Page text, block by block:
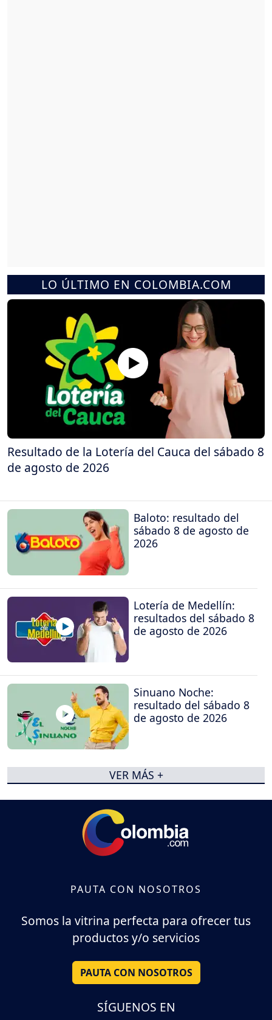
LO ÚLTIMO EN COLOMBIA.COM
Resultado de la Lotería del Cauca del sábado 8
de agosto de 2026
Baloto: resultado del
sábado 8 de agosto de
2026
Lotería de Medellín:
resultados del sábado 8
de agosto de 2026
Sinuano Noche:
resultado del sábado 8
de agosto de 2026
VER MÁS +
PAUTA CON NOSOTROS
Somos la vitrina perfecta para ofrecer tus
productos y/o servicios
PAUTA CON NOSOTROS
SÍGUENOS EN